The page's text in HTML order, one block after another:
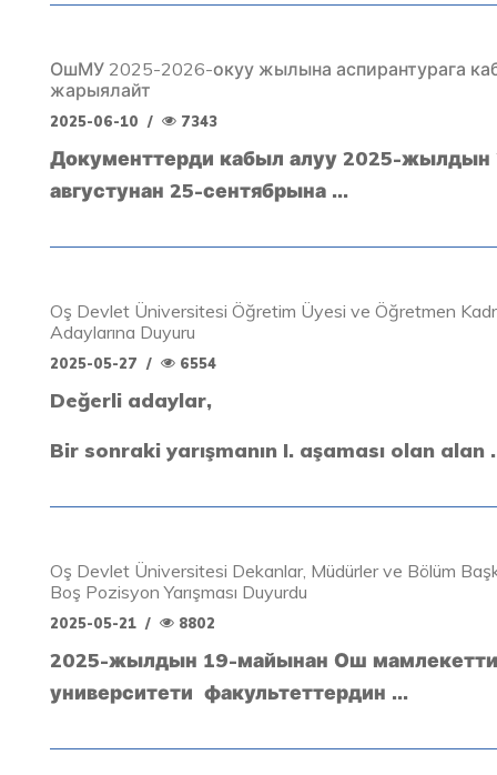
ОшМУ 2025-2026-окуу жылына аспирантурага
жарыялайт
2025-06-10 / 7343
Документтерди кабыл алуу 2025-жылдын
августунан 25-сентябрына ...
Oş Devlet Üniversitesi Öğretim Üyesi ve Öğretmen
Adaylarına Duyuru
2025-05-27 / 6554
Değerli adaylar,
Bir sonraki yarışmanın I. aşaması olan alan
Oş Devlet Üniversitesi Dekanlar, Müdürler ve Bölüm
Boş Pozisyon Yarışması Duyurdu
2025-05-21 / 8802
2025-жылдын 19-майынан Ош
университети факультеттердин ...